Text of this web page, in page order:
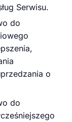
Serwisu.
do
o
do